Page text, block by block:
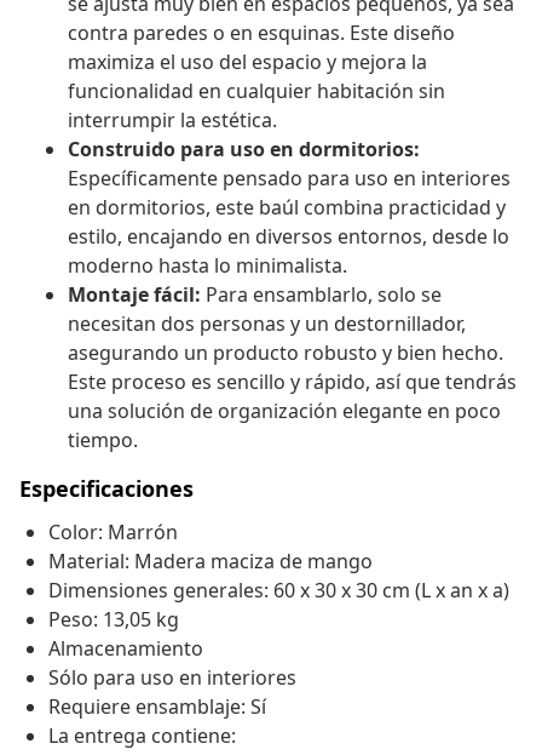
contra paredes o en esquinas. Este diseño
maximiza el uso del espacio y mejora la
funcionalidad en cualquier habitación sin
interrumpir la estética.
Construido para uso en dormitorios:
Específicamente pensado para uso en interiores
en dormitorios, este baúl combina practicidad y
estilo, encajando en diversos entornos, desde lo
moderno hasta lo minimalista.
Montaje fácil: Para ensamblarlo, solo se
necesitan dos personas y un destornillador,
asegurando un producto robusto y bien hecho.
Este proceso es sencillo y rápido, así que tendrás
una solución de organización elegante en poco
tiempo.
Especificaciones
Color: Marrón
Material: Madera maciza de mango
Dimensiones generales: 60 x 30 x 30 cm (L x an x a)
Peso: 13,05 kg
Almacenamiento
Sólo para uso en interiores
Requiere ensamblaje: Sí
La entrega contiene: